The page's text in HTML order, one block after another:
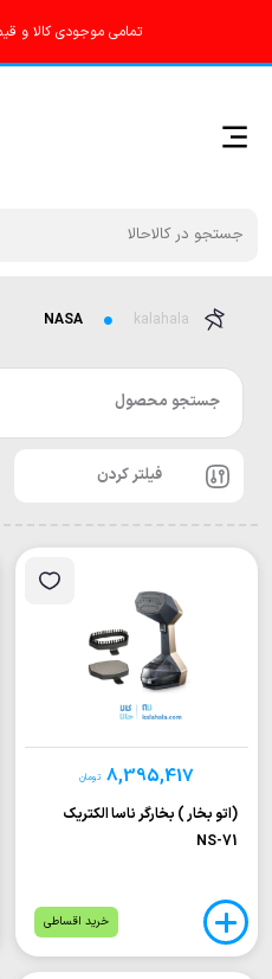
تمامی موجودی کالا و
kalahala
NASA
جستجو محصول
فیلتر کردن
8,395,417 تومان
(اتو بخار ) بخارگر ناسا الکتریک
NS-71
خرید اقساطی